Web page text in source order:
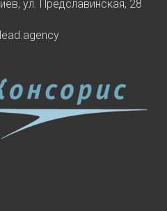
ул. Предславинская, 28